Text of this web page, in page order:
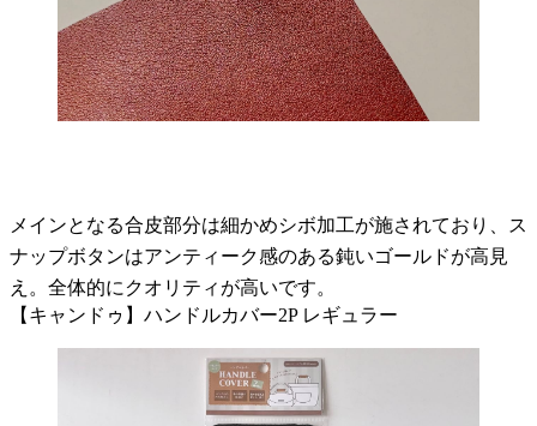
メインとなる合皮部分は細かめシボ加工が施されており、ス
ナップボタンはアンティーク感のある鈍いゴールドが高見
え。全体的にクオリティが高いです。
【キャンドゥ】ハンドルカバー2P レギュラー